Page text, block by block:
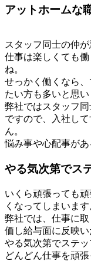
アットホームな
スタッフ同士の仲
仕事は楽しくても
ね。
せっかく働くなら
たい方も多いと思い
弊社ではスタッフ
ですので、入社し
ん。
悩み事や心配事があ
やる気次第でス
いくら頑張っても
くなってしまいます
弊社では、仕事に
価し給与面に反映い
やる気次第でステッ
どんどん仕事を頑